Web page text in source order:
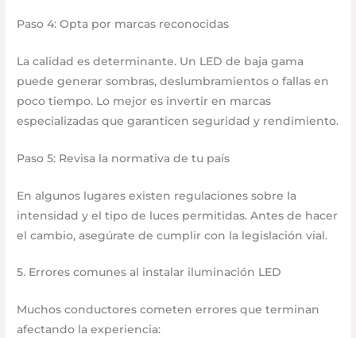
Paso 4: Opta por marcas reconocidas
La calidad es determinante. Un LED de baja gama
puede generar sombras, deslumbramientos o fallas en
poco tiempo. Lo mejor es invertir en marcas
especializadas que garanticen seguridad y rendimiento.
Paso 5: Revisa la normativa de tu país
En algunos lugares existen regulaciones sobre la
intensidad y el tipo de luces permitidas. Antes de hacer
el cambio, asegúrate de cumplir con la legislación vial.
5. Errores comunes al instalar iluminación LED
Muchos conductores cometen errores que terminan
afectando la experiencia: